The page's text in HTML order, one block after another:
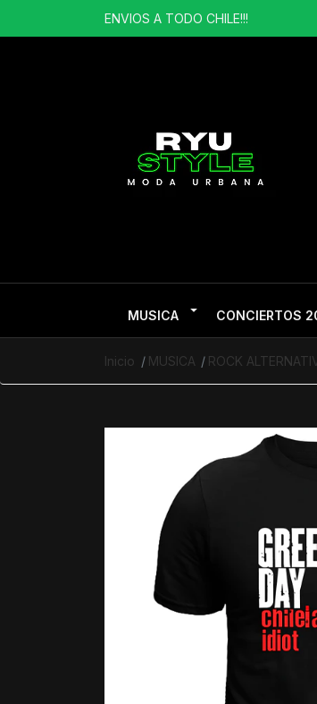
ENVIOS A TODO CHILE!!!
MUSICA CONCIERTOS
Inicio MUSICA ROCK